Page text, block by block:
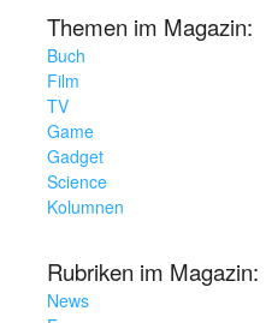
Themen im Magazin:
Buch
Film
TV
Game
Gadget
Science
Kolumnen
Rubriken im Magazin:
News